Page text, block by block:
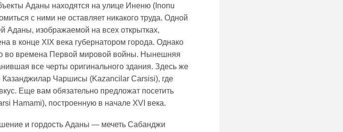
Аданы находятся на улице Иненю (Inonu
с ними не оставляет никакого труда. Одной
Аданы, изображаемой на всех открытках,
в конце XIX века губернатором города. Однако
во времена Первой мировой войны. Нынешняя
все черты оригинального здания. Здесь же
Чаршисы (Kazancilar Carsisi), где
Еще вам обязательно предложат посетить
Hamami), построенную в начале XVI века.
и гордость Аданы — мечеть Сабанджи